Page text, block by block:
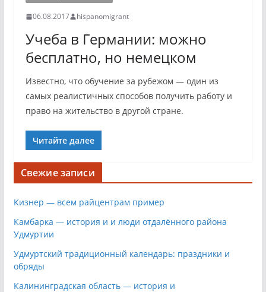
06.08.2017 hispanomigrant
Учеба в Германии: можно
бесплатно, но немецком
Известно, что обучение за рубежом — один из
самых реалистичных способов получить работу и
право на жительство в другой стране.
Читайте далее
Свежие записи
Кизнер — всем райцентрам пример
Камбарка — история и и люди отдалённого района
Удмуртии
Удмуртский традиционный календарь: праздники и
обряды
Калининградская область — история и